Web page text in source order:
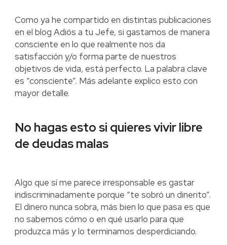
Como ya he compartido en distintas publicaciones
en el blog Adiós a tu Jefe, si gastamos de manera
consciente en lo que realmente nos da
satisfacción y/o forma parte de nuestros
objetivos de vida, está perfecto. La palabra clave
es “consciente”. Más adelante explico esto con
mayor detalle.
No hagas esto si quieres vivir libre
de deudas malas
Algo que sí me parece irresponsable es gastar
indiscriminadamente porque “te sobró un dinerito”.
El dinero nunca sobra, más bien lo que pasa es que
no sabemos cómo o en qué usarlo para que
produzca más y lo terminamos desperdiciando.